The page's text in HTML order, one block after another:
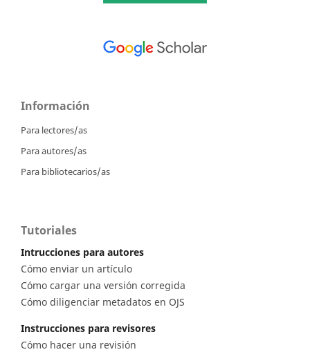
Información
Para lectores/as
Para autores/as
Para bibliotecarios/as
Tutoriales
Intrucciones para autores
Cómo enviar un artículo
Cómo cargar una versión corregida
Cómo diligenciar metadatos en OJS
Instrucciones para revisores
Cómo hacer una revisión